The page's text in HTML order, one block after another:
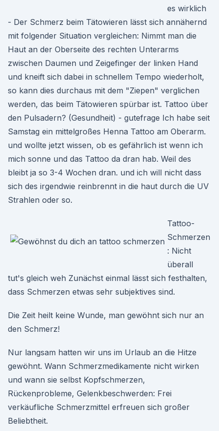
es wirklich
- Der Schmerz beim Tätowieren lässt sich annähernd
mit folgender Situation vergleichen: Nimmt man die
Haut an der Oberseite des rechten Unterarms
zwischen Daumen und Zeigefinger der linken Hand
und kneift sich dabei in schnellem Tempo wiederholt,
so kann dies durchaus mit dem "Ziepen" verglichen
werden, das beim Tätowieren spürbar ist. Tattoo über
den Pulsadern? (Gesundheit) - gutefrage Ich habe seit
Samstag ein mittelgroßes Henna Tattoo am Oberarm.
und wollte jetzt wissen, ob es gefährlich ist wenn ich
mich sonne und das Tattoo da dran hab. Weil des
bleibt ja so 3-4 Wochen dran. und ich will nicht dass
sich des irgendwie reinbrennt in die haut durch die UV
Strahlen oder so.
Tattoo-
Schmerzen
: Nicht
überall
tut's gleich weh Zunächst einmal lässt sich festhalten,
dass Schmerzen etwas sehr subjektives sind.
Die Zeit heilt keine Wunde, man gewöhnt sich nur an
den Schmerz!
Nur langsam hatten wir uns im Urlaub an die Hitze
gewöhnt. Wann Schmerzmedikamente nicht wirken
und wann sie selbst Kopfschmerzen,
Rückenprobleme, Gelenkbeschwerden: Frei
verkäufliche Schmerzmittel erfreuen sich großer
Beliebtheit.